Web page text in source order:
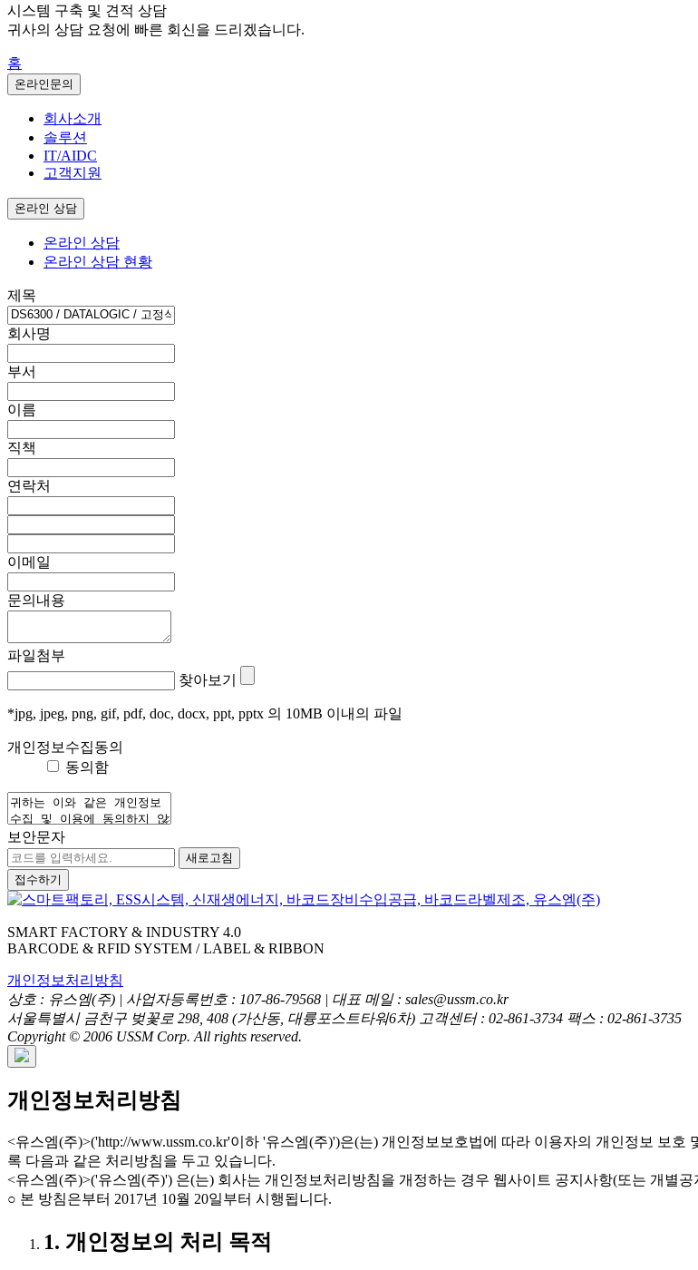
시스템 구축 및 견적 상담
귀사의 상담 요청에 빠른 회신을 드리겠습니다.
홈
온라인문의
회사소개
솔루션
IT/AIDC
고객지원
온라인 상담
온라인 상담
온라인 상담 현황
제목
회사명
부서
이름
직책
연락처
이메일
문의내용
파일첨부
찾아보기
*jpg, jpeg, png, gif, pdf, doc, docx, ppt, pptx 의 10MB 이내의 파일
개인정보수집동의
동의함
보안문자
새로고침
접수하기
SMART FACTORY & INDUSTRY 4.0
BARCODE & RFID SYSTEM / LABEL & RIBBON
개인정보처리방침
상호 : 유스엠(주) | 사업자등록번호 : 107-86-79568 | 대표 메일 : sales@ussm.co.kr
서울특별시 금천구 벚꽃로 298, 408 (가산동, 대륭포스트타워6차) 고객센터 : 02-861-3734 팩스 : 02-861-3735
Copyright © 2006 USSM Corp. All rights reserved.
개인정보처리방침
<유스엠(주)>('http://www.ussm.co.kr'이하 '유스엠(주)')은(는) 개인정보보호법에 따라 이용자의 개인정보 보
록 다음과 같은 처리방침을 두고 있습니다.
<유스엠(주)>('유스엠(주)') 은(는) 회사는 개인정보처리방침을 개정하는 경우 웹사이트 공지사항(또는 개별
○ 본 방침은부터 2017년 10월 20일부터 시행됩니다.
1. 개인정보의 처리 목적